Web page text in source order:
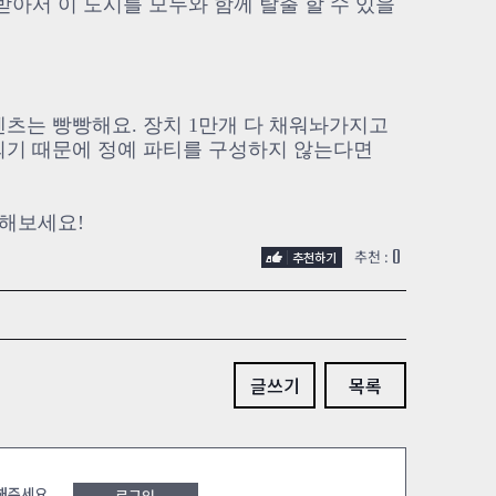
서 이 도시를 모두와 함께 탈출 할 수 있을
는 빵빵해요. 장치 1만개 다 채워놔가지고
때문에 정예 파티를 구성하지 않는다면
보세요!
추천 : 0
글쓰기 목록